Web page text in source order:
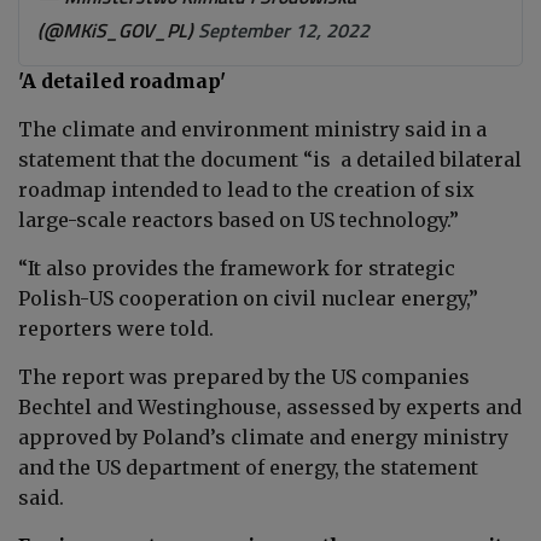
(@MKiS_GOV_PL)September 12, 2022
'A detailed roadmap'
The climate and environment ministry said in a
statement that the document “is a detailed bilateral
roadmap intended to lead to the creation of six
large-scale reactors based on US technology.”
“It also provides the framework for strategic
Polish-US cooperation on civil nuclear energy,”
reporters were told.
The report was prepared by the US companies
Bechtel and Westinghouse, assessed by experts and
approved by Poland’s climate and energy ministry
and the US department of energy, the statement
said.